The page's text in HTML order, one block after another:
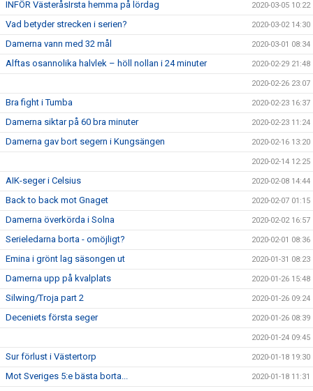
INFÖR VästeråsIrsta hemma på lördag 2020-03-05 10:22
Vad betyder strecken i serien? 2020-03-02 14:30
Damerna vann med 32 mål 2020-03-01 08:34
Alftas osannolika halvlek – höll nollan i 24 minuter 2020-02-29 21:48
2020-02-26 23:07
Bra fight i Tumba 2020-02-23 16:37
Damerna siktar på 60 bra minuter 2020-02-23 11:24
Damerna gav bort segern i Kungsängen 2020-02-16 13:20
2020-02-14 12:25
AIK-seger i Celsius 2020-02-08 14:44
Back to back mot Gnaget 2020-02-07 01:15
Damerna överkörda i Solna 2020-02-02 16:57
Serieledarna borta - omöjligt? 2020-02-01 08:36
Emina i grönt lag säsongen ut 2020-01-31 08:23
Damerna upp på kvalplats 2020-01-26 15:48
Silwing/Troja part 2 2020-01-26 09:24
Deceniets första seger 2020-01-26 08:39
2020-01-24 09:45
Sur förlust i Västertorp 2020-01-18 19:30
Mot Sveriges 5:e bästa borta... 2020-01-18 11:31